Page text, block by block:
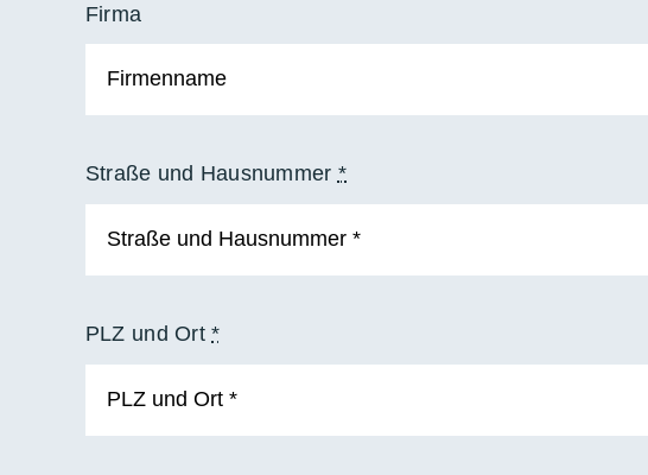
Firma
Straße und Hausnummer *
PLZ und Ort*